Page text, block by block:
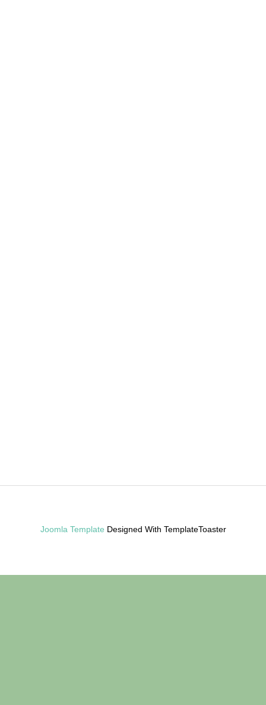
Joomla Template Designed With TemplateToaster